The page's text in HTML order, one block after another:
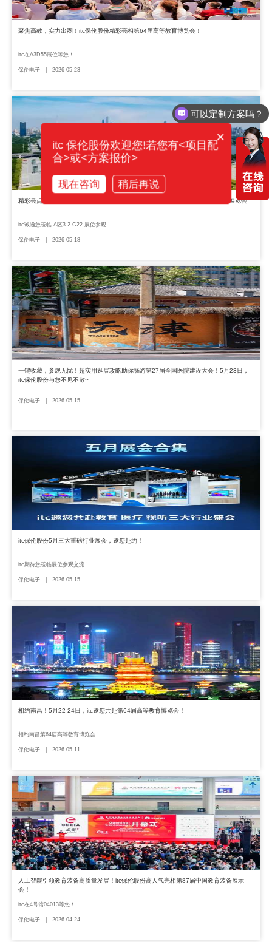
聚焦高教，实力出圈！itc保伦股份精彩亮相第64届高等教育博览会！
itc在A3D55展位等您！
保伦电子 | 2026-05-23
精彩亮点抢先看！5月28日-31日，itc邀您共赴2026年广州国际专业灯光、音响展览会
itc诚邀您莅临 A区3.2 C22 展位参观！
保伦电子 | 2026-05-18
一键收藏，参观无忧！超实用逛展攻略助你畅游第27届全国医院建设大会！5月23日，
itc保伦股份与您不见不散~
保伦电子 | 2026-05-15
itc保伦股份5月三大重磅行业展会，邀您赴约！
itc期待您莅临展位参观交流！
保伦电子 | 2026-05-15
相约南昌！5月22-24日，itc邀您共赴第64届高等教育博览会！
相约南昌第64届高等教育博览会！
保伦电子 | 2026-05-11
人工智能引领教育装备高质量发展！itc保伦股份高人气亮相第87届中国教育装备展示
会！
itc在4号馆04013等您！
保伦电子 | 2026-04-24
可以定制方案吗？
×
itc 保伦股份欢迎您!若您有<项目配
合>或<方案报价>
现在咨询 稍后再说